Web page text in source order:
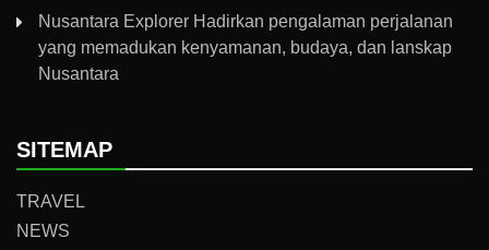
Nusantara Explorer Hadirkan pengalaman perjalanan
yang memadukan kenyamanan, budaya, dan lanskap
Nusantara
SITEMAP
TRAVEL
NEWS